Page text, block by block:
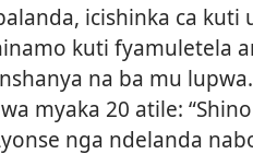
icishinka ca
kuti fyamuletela
na ba mu
myaka 20 atile:
nga ndelanda